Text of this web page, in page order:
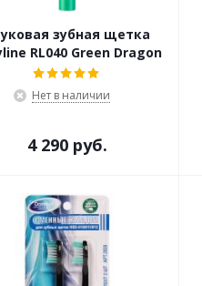
зубная щетка
RL040 Green Dragon
Нет в наличии
4 290 руб.